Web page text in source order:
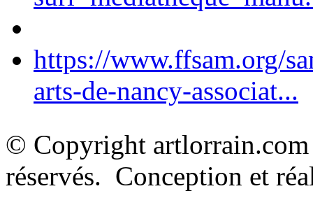
https://www.ffsam.org/
arts-de-nancy-associat...
© Copyright
réservés. Conception et